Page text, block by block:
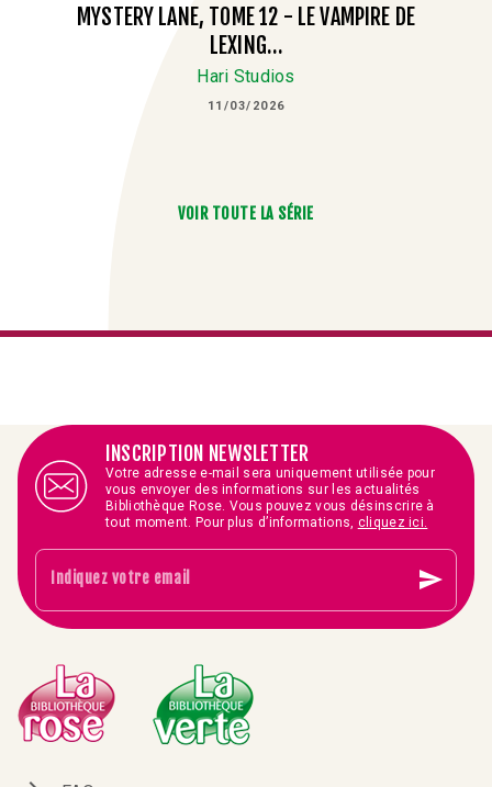
MYSTERY LANE, TOME 12 - LE VAMPIRE DE
LEXING…
Hari Studios
11/03/2026
VOIR TOUTE LA SÉRIE
INSCRIPTION NEWSLETTER
Votre adresse e-mail sera uniquement utilisée pour
vous envoyer des informations sur les actualités
Bibliothèque Rose. Vous pouvez vous désinscrire à
tout moment. Pour plus d’informations, cliquez ici.
Indiquez votre email send